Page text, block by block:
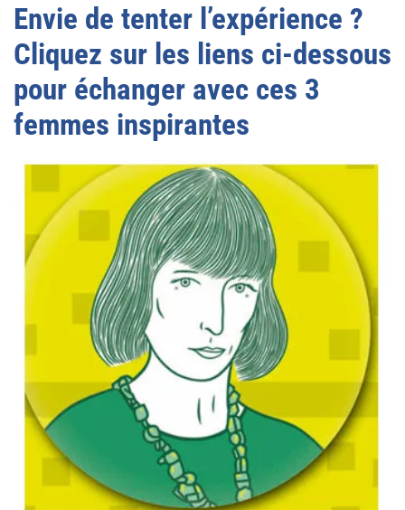
Envie de tenter l’expérience ?
Cliquez sur les liens ci-dessous
pour échanger avec ces 3
femmes inspirantes